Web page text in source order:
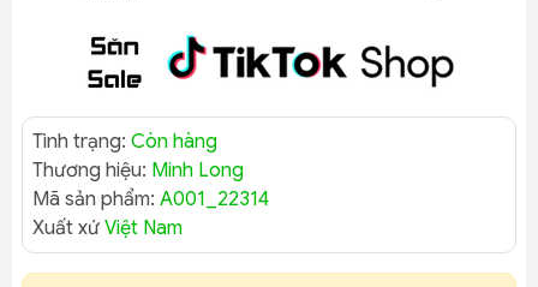
Tình trạng: Còn hàng
Thương hiệu: Minh Long
Mã sản phẩm: A001_22314
Xuất xứ Việt Nam